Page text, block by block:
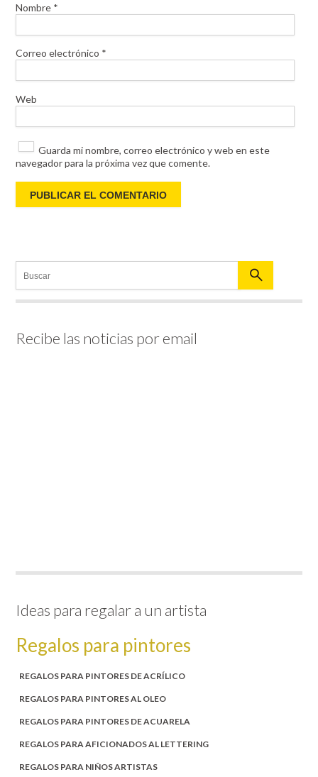
Nombre *
Correo electrónico *
Web
Guarda mi nombre, correo electrónico y web en este
navegador para la próxima vez que comente.
Recibe las noticias por email
Ideas para regalar a un artista
Regalos para pintores
REGALOS PARA PINTORES DE ACRÍLICO
REGALOS PARA PINTORES AL OLEO
REGALOS PARA PINTORES DE ACUARELA
REGALOS PARA AFICIONADOS AL LETTERING
REGALOS PARA NIÑOS ARTISTAS